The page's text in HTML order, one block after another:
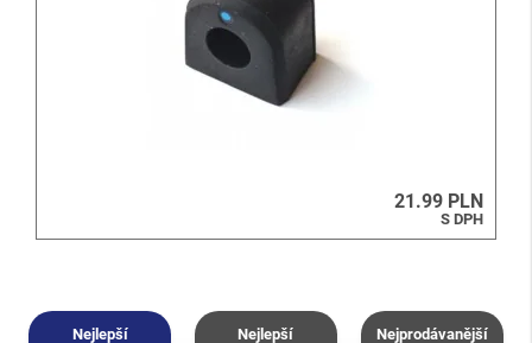
21.99 PLN
S DPH
Nejlepší
Nejlepší
Nejprodávanější